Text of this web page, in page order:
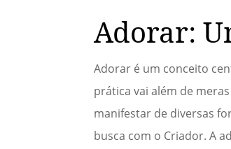
Adorar:
Adorar é um conceito
prática vai além de
manifestar de diversas
busca com o Criador. A